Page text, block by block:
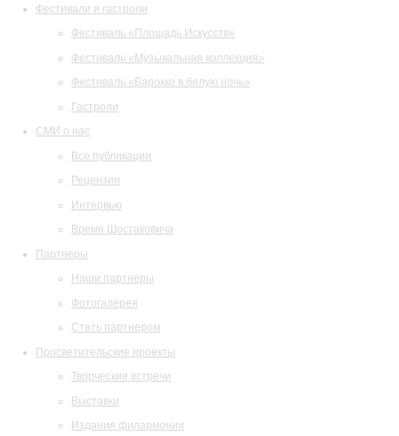
Фестивали и гастроли
Фестиваль «Площадь Искусств»
Фестиваль «Музыкальная коллекция»
Фестиваль «Барокко в белую ночь»
Гастроли
СМИ о нас
Все публикации
Рецензии
Интервью
Время Шостаковича
Партнеры
Наши партнеры
Фотогалерея
Стать партнером
Просветительские проекты
Творческие встречи
Выставки
Издания филармонии